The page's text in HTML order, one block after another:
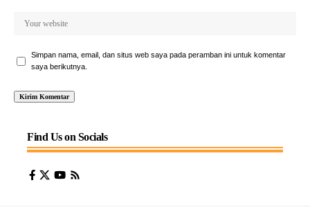
Simpan nama, email, dan situs web saya pada peramban ini untuk komentar
saya berikutnya.
Find Us on Socials